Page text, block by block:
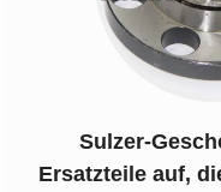
Sulzer-
Ersatzteile auf,